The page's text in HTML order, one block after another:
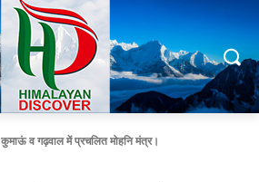
कुमाऊं व गढ़वाल में प्रचलित मोहनि मंत्र।